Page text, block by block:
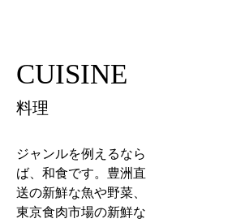
CUISINE
料理
ジャンルを例えるなら
ば、和食です。豊洲直
送の新鮮な魚や野菜、
東京食肉市場の新鮮な